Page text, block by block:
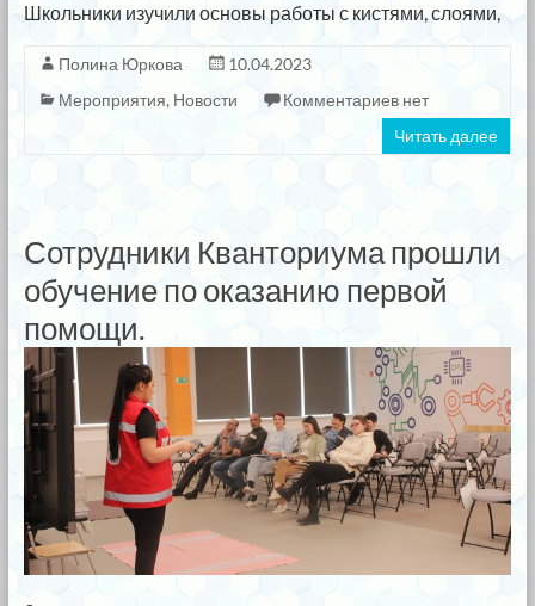
Школьники изучили основы работы с кистями, слоями,
Полина Юркова
10.04.2023
Мероприятия, Новости
Комментариев нет
Читать далее
Сотрудники Кванториума прошли
обучение по оказанию первой
помощи.